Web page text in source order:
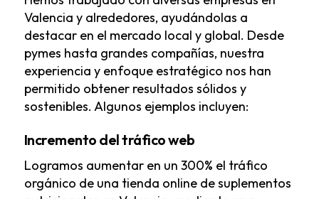
Valencia y alrededores, ayudándolas a
destacar en el mercado local y global. Desde
pymes hasta grandes compañías, nuestra
experiencia y enfoque estratégico nos han
permitido obtener resultados sólidos y
sostenibles. Algunos ejemplos incluyen:
Incremento del tráfico web
Logramos aumentar en un 300% el tráfico
orgánico de una tienda online de suplementos